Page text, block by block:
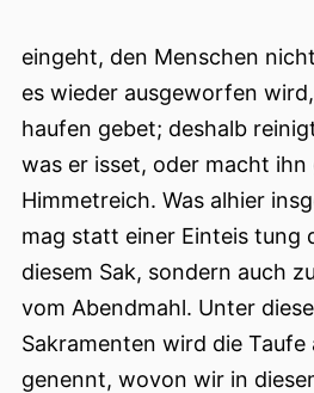
eingeht, den Menschen
es wieder ausgeworfen
haufen gebet; deshalb
was er isset, oder macht
Himmetreich. Was alhier
mag statt einer Einteis tung
diesem Sak, sondern auch
vom Abendmahl. Unter
Sakramenten wird die Taufe
genennt, wovon wir in